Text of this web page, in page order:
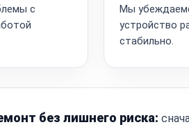
с
Мы
устройство
стабильно.
без лишнего риска: